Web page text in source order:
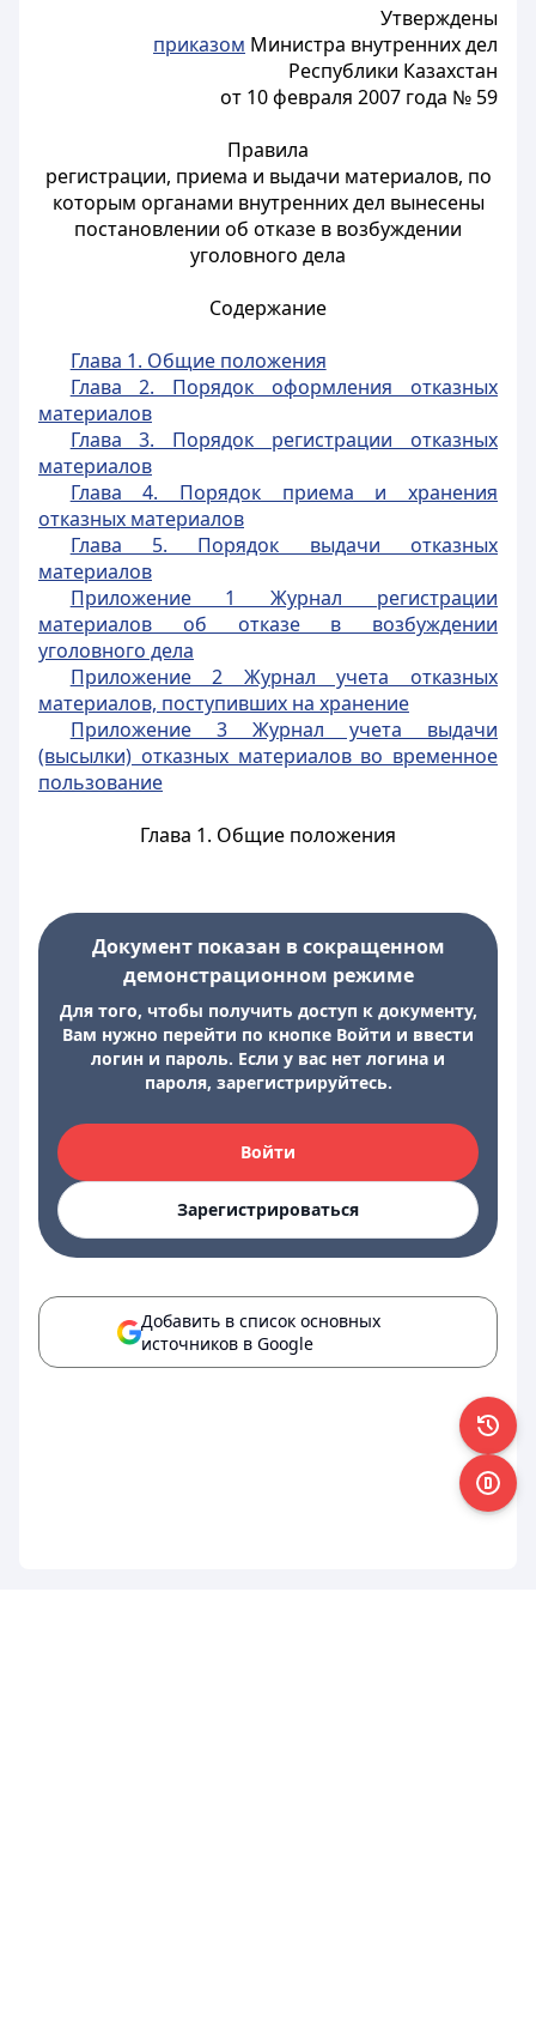
Утверждены
приказом Министра внутренних дел
Республики Казахстан
от 10 февраля 2007 года № 59
Правила
регистрации, приема и выдачи материалов, по
которым органами внутренних дел вынесены
постановлении об отказе в возбуждении
уголовного дела
Содержание
Глава 1. Общие положения
Глава 2. Порядок оформления отказных
материалов
Глава 3. Порядок регистрации отказных
материалов
Глава 4. Порядок приема и хранения
отказных материалов
Глава 5. Порядок выдачи отказных
материалов
Приложение 1 Журнал регистрации
материалов об отказе в возбуждении
уголовного дела
Приложение 2 Журнал учета отказных
материалов, поступивших на хранение
Приложение 3 Журнал учета выдачи
(высылки) отказных материалов во временное
пользование
Глава 1. Общие положения
Документ показан в сокращенном
демонстрационном режиме
Для того, чтобы получить доступ к документу,
Вам нужно перейти по кнопке Войти и ввести
логин и пароль. Если у вас нет логина и
пароля, зарегистрируйтесь.
Войти
Зарегистрироваться
Добавить в список основных
источников в Google